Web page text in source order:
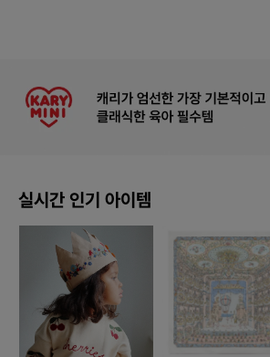
실시간 인기 아이템